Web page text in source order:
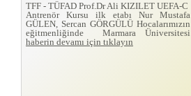
TFF - TÜFAD Prof.Dr Ali KIZILET UEFA-C
Antrenör Kursu ilk etabı Nur Mustafa
GÜLEN, Sercan GÖRGÜLÜ Hocalarımızın
eğitmenliğinde Marmara Üniversitesi
haberin devamı için tıklayın